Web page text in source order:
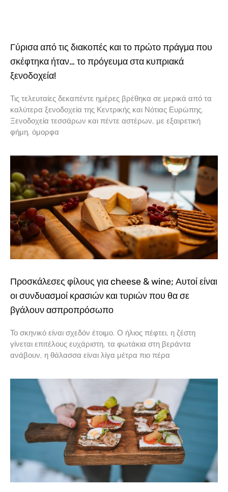
Γύρισα από τις διακοπές και το πρώτο πράγμα που
σκέφτηκα ήταν… το πρόγευμα στα κυπριακά
ξενοδοχεία!
Τις τελευταίες δεκαπέντε ημέρες βρέθηκα σε μερικά από τα
καλύτερα ξενοδοχεία της Κεντρικής και Νότιας Ευρώπης.
Ξενοδοχεία τεσσάρων και πέντε αστέρων, με εξαιρετική
φήμη, όμορφα
Προσκάλεσες φίλους για cheese & wine; Αυτοί είναι
οι συνδυασμοί κρασιών και τυριών που θα σε
βγάλουν ασπροπρόσωπο
Το σκηνικό είναι σχεδόν έτοιμο. Ο ήλιος πέφτει, η ζέστη
γίνεται επιτέλους ευχάριστη, τα φωτάκια στη βεράντα
ανάβουν, η θάλασσα είναι λίγα μέτρα πιο πέρα